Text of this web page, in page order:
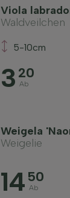
Viola
Waldveilchen
5-10cm
3 20
Ab
Weigela
Weigelie
14 50
Ab